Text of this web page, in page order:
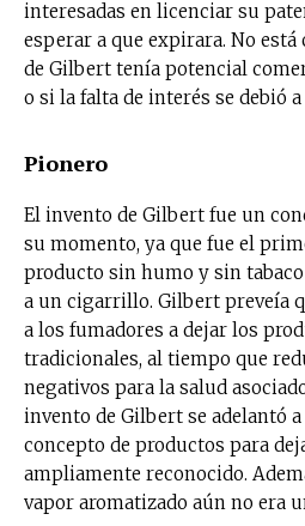
interesadas en licenciar su
esperar a que expirara. No
de Gilbert tenía potencial
o si la falta de interés se debió
Pionero
El invento de Gilbert fue un
su momento, ya que fue el
producto sin humo y sin
a un cigarrillo. Gilbert preveía
a los fumadores a dejar los
tradicionales, al tiempo que
negativos para la salud
invento de Gilbert se adelantó
concepto de productos para
ampliamente reconocido.
vapor aromatizado aún no era